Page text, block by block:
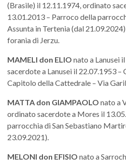
(Brasile) il 12.11.1974, ordinato
13.01.2013 – Parroco della
Assunta in Tertenia (dal
forania di Jerzu.
MAMELI don ELIO nato a Lanusei
sacerdote a Lanusei il 22.07.1953 –
Capitolo della Cattedrale – Via
MATTA don GIAMPAOLO nato a
ordinato sacerdote a Mores il
parrocchia di San Sebastiano
23.09.2021).
MELONI don EFISIO nato a